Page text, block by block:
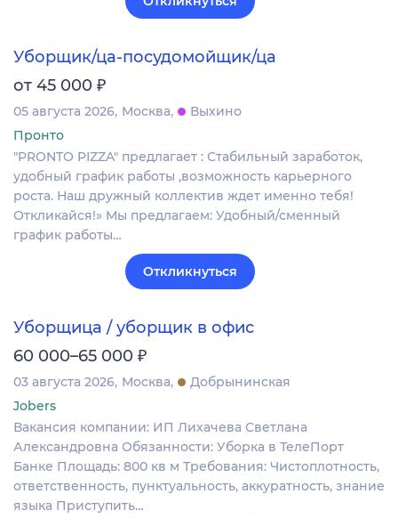
Уборщик/ца-посудомойщик/ца
от 45 000 ₽
05 августа 2026 Москва
Выхино
Пронто
"PRONTO PIZZA" предлагает : Стабильный заработок,
удобный график работы ,возможность карьерного
роста. Наш дружный коллектив ждет именно тебя!
Откликайся!» Мы предлагаем: Удобный/сменный
график работы…
Откликнуться
Уборщица / уборщик в офис
60 000–65 000 ₽
03 августа 2026 Москва
Добрынинская
Jobers
Вакансия компании: ИП Лихачева Светлана
Александровна Обязанности: Уборка в ТелеПорт
Банке Площадь: 800 кв м Требования: Чистоплотность,
ответственность, пунктуальность, аккуратность, знание
языка Приступить…